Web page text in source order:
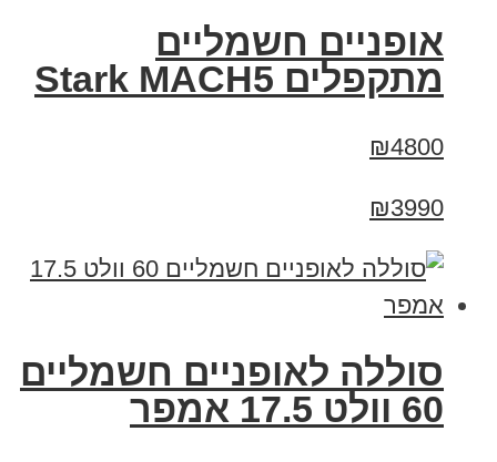
‏אופניים חשמליים
‏מתקפלים Stark MACH5
₪4800
₪3990
סוללה לאופניים חשמליים
60 וולט 17.5 אמפר